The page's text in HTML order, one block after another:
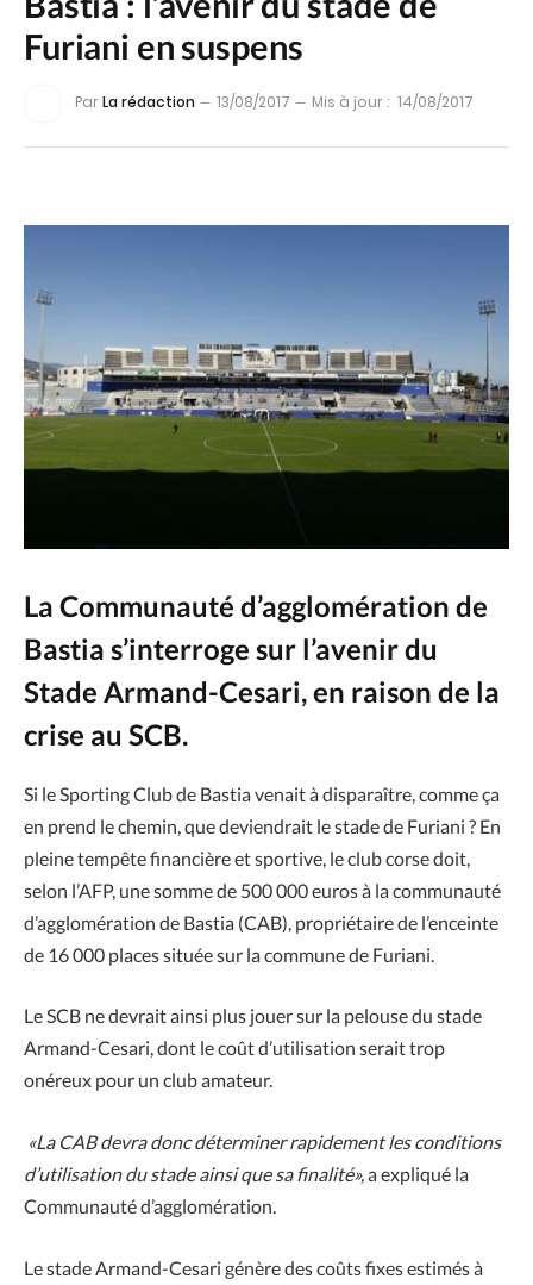
Furiani en suspens
ParLa rédaction 13/08/2017 Mis à jour : 14/08/2017
La Communauté d’agglomération de
Bastia s’interroge sur l’avenir du
Stade Armand-Cesari, en raison de la
crise au SCB.
Si le Sporting Club de Bastia venait à disparaître, comme ça
en prend le chemin, que deviendrait le stade de Furiani ? En
pleine tempête financière et sportive, le club corse doit,
selon l’AFP, une somme de 500 000 euros à la communauté
d’agglomération de Bastia (CAB), propriétaire de l’enceinte
de 16 000 places située sur la commune de Furiani.
Le SCB ne devrait ainsi plus jouer sur la pelouse du stade
Armand-Cesari, dont le coût d’utilisation serait trop
onéreux pour un club amateur.
«La CAB devra donc déterminer rapidement les conditions
d’utilisation du stade ainsi que sa finalité»,a expliqué la
Communauté d’agglomération.
Le stade Armand-Cesari génère des coûts fixes estimés à